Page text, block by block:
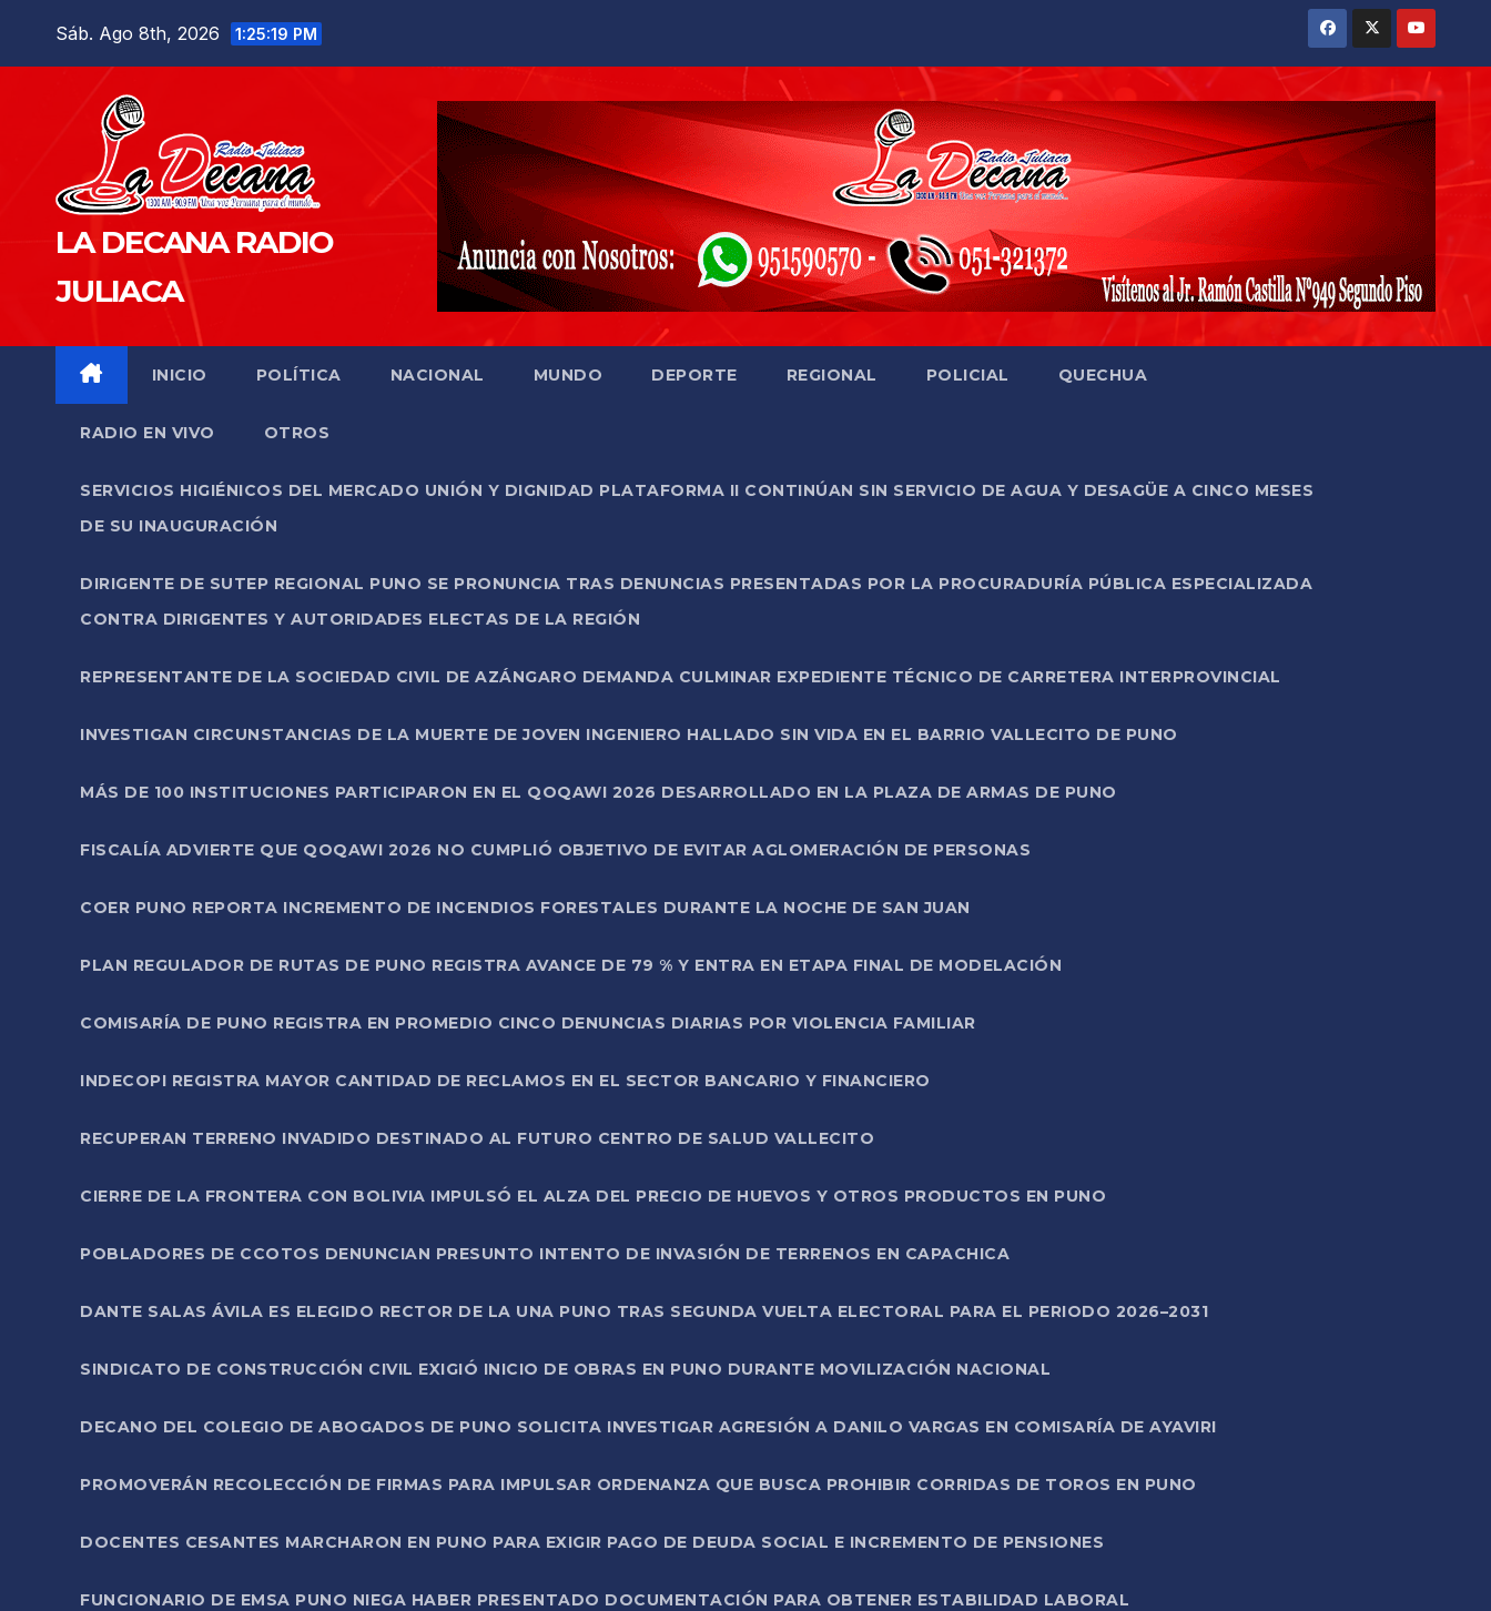
Sáb. Ago 8th, 2026 1:25:20 PM
LA DECANA RADIO
JULIACA
INICIO POLÍTICA NACIONAL MUNDO DEPORTE REGIONAL POLICIAL QUECHUA
RADIO EN VIVO OTROS
SERVICIOS HIGIÉNICOS DEL MERCADO UNIÓN Y DIGNIDAD PLATAFORMA II CONTINÚAN SIN SERVICIO DE AGUA Y DESAGÜE A CINCO MESES
DE SU INAUGURACIÓN
DIRIGENTE DE SUTEP REGIONAL PUNO SE PRONUNCIA TRAS DENUNCIAS PRESENTADAS POR LA PROCURADURÍA PÚBLICA ESPECIALIZADA
CONTRA DIRIGENTES Y AUTORIDADES ELECTAS DE LA REGIÓN
REPRESENTANTE DE LA SOCIEDAD CIVIL DE AZÁNGARO DEMANDA CULMINAR EXPEDIENTE TÉCNICO DE CARRETERA INTERPROVINCIAL
INVESTIGAN CIRCUNSTANCIAS DE LA MUERTE DE JOVEN INGENIERO HALLADO SIN VIDA EN EL BARRIO VALLECITO DE PUNO
MÁS DE 100 INSTITUCIONES PARTICIPARON EN EL QOQAWI 2026 DESARROLLADO EN LA PLAZA DE ARMAS DE PUNO
FISCALÍA ADVIERTE QUE QOQAWI 2026 NO CUMPLIÓ OBJETIVO DE EVITAR AGLOMERACIÓN DE PERSONAS
COER PUNO REPORTA INCREMENTO DE INCENDIOS FORESTALES DURANTE LA NOCHE DE SAN JUAN
PLAN REGULADOR DE RUTAS DE PUNO REGISTRA AVANCE DE 79 % Y ENTRA EN ETAPA FINAL DE MODELACIÓN
COMISARÍA DE PUNO REGISTRA EN PROMEDIO CINCO DENUNCIAS DIARIAS POR VIOLENCIA FAMILIAR
INDECOPI REGISTRA MAYOR CANTIDAD DE RECLAMOS EN EL SECTOR BANCARIO Y FINANCIERO
RECUPERAN TERRENO INVADIDO DESTINADO AL FUTURO CENTRO DE SALUD VALLECITO
CIERRE DE LA FRONTERA CON BOLIVIA IMPULSÓ EL ALZA DEL PRECIO DE HUEVOS Y OTROS PRODUCTOS EN PUNO
POBLADORES DE CCOTOS DENUNCIAN PRESUNTO INTENTO DE INVASIÓN DE TERRENOS EN CAPACHICA
DANTE SALAS ÁVILA ES ELEGIDO RECTOR DE LA UNA PUNO TRAS SEGUNDA VUELTA ELECTORAL PARA EL PERIODO 2026–2031
SINDICATO DE CONSTRUCCIÓN CIVIL EXIGIÓ INICIO DE OBRAS EN PUNO DURANTE MOVILIZACIÓN NACIONAL
DECANO DEL COLEGIO DE ABOGADOS DE PUNO SOLICITA INVESTIGAR AGRESIÓN A DANILO VARGAS EN COMISARÍA DE AYAVIRI
PROMOVERÁN RECOLECCIÓN DE FIRMAS PARA IMPULSAR ORDENANZA QUE BUSCA PROHIBIR CORRIDAS DE TOROS EN PUNO
DOCENTES CESANTES MARCHARON EN PUNO PARA EXIGIR PAGO DE DEUDA SOCIAL E INCREMENTO DE PENSIONES
FUNCIONARIO DE EMSA PUNO NIEGA HABER PRESENTADO DOCUMENTACIÓN PARA OBTENER ESTABILIDAD LABORAL